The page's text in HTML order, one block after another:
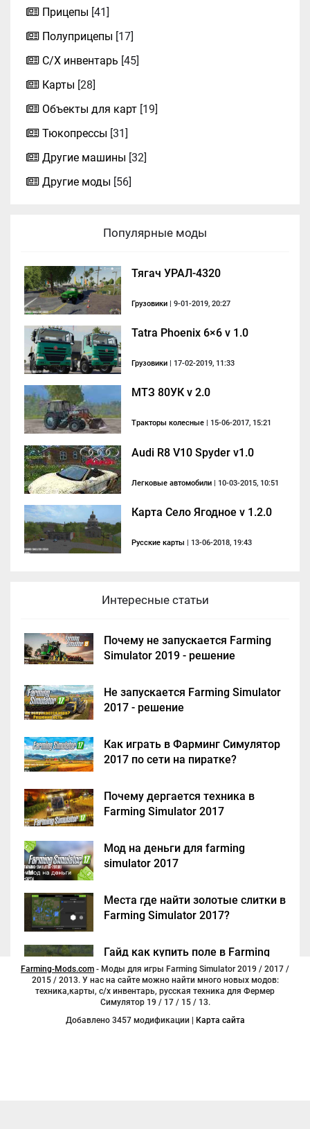
Прицепы [41]
Полуприцепы [17]
С/Х инвентарь [45]
Карты [28]
Объекты для карт [19]
Тюкопрессы [31]
Другие машины [32]
Другие моды [56]
Популярные моды
Тягач УРАЛ-4320
Грузовики | 9-01-2019, 20:27
Tatra Phoenix 6×6 v 1.0
Грузовики | 17-02-2019, 11:33
МТЗ 80УК v 2.0
Тракторы колесные | 15-06-2017, 15:21
Audi R8 V10 Spyder v1.0
Легковые автомобили | 10-03-2015, 10:51
Карта Село Ягодное v 1.2.0
Русские карты | 13-06-2018, 19:43
Интересные статьи
Почему не запускается Farming
Simulator 2019 - решение
Не запускается Farming Simulator
2017 - решение
Как играть в Фарминг Симулятор
2017 по сети на пиратке?
Почему дергается техника в
Farming Simulator 2017
Мод на деньги для farming
simulator 2017
Места где найти золотые слитки в
Farming Simulator 2017?
Гайд как купить поле в Farming
Simulator 2017
Farming-Mods.com
2015 / 2013. У нас на сайте можно найти много новых модов:
техника,карты, с/х инвентарь, русская техника для Фермер
Симулятор 19 / 17 / 15 / 13.
Добавлено 3457 модификации |
Карта сайта